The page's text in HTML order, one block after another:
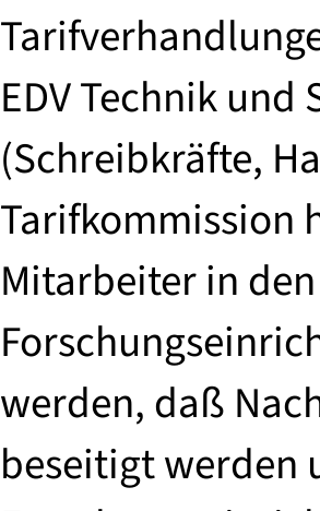
EDV Technik
(Schreibkräfte,
Tarifkommission
Mitarbeiter in
werden, daß
beseitigt werden